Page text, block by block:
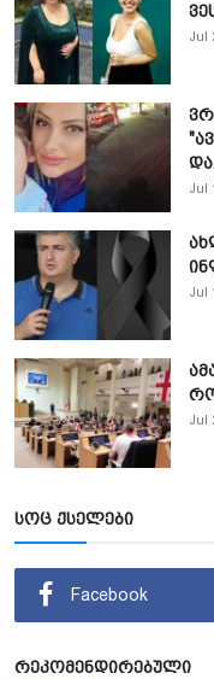
Jul
Jul
Jul
Jul
სოც ქსელები
Facebook
რეკომენდირებული